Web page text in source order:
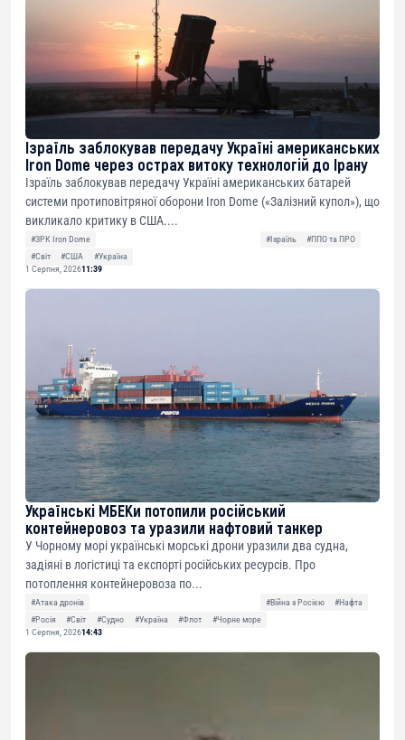
Ізраїль заблокував передачу Україні американських
Iron Dome через острах витоку технологій до Ірану
Ізраїль заблокував передачу Україні американських батарей
системи протиповітряної оборони Iron Dome («Залізний купол»), що
викликало критику в США....
#ЗРК Iron Dome #Ізраїль
#ППО та ПРО
#Світ
#США
#Україна
1 Серпня, 202611:39
Українські МБЕКи потопили російський
контейнеровоз та уразили нафтовий танкер
У Чорному морі українські морські дрони уразили два судна,
задіяні в логістиці та експорті російських ресурсів. Про
потоплення контейнеровоза по...
#Атака дронів #Війна з Росією
#Нафта
#Росія
#Світ #Судно #Україна #Флот
#Чорне море
1 Серпня, 202614:43